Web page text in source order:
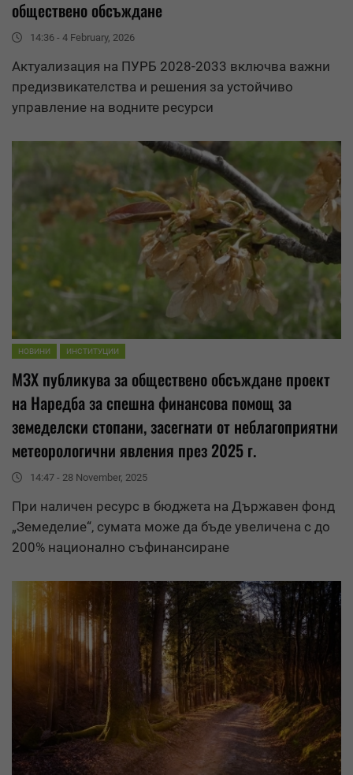
обществено обсъждане
14:36 - 4 February, 2026
Актуализация на ПУРБ 2028-2033 включва важни
предизвикателства и решения за устойчиво
управление на водните ресурси
НОВИНИ ИНСТИТУЦИИ
МЗХ публикува за обществено обсъждане проект
на Наредба за спешна финансова помощ за
земеделски стопани, засегнати от неблагоприятни
метеорологични явления през 2025 г.
14:47 - 28 November, 2025
При наличен ресурс в бюджета на Държавен фонд
„Земеделие“, сумата може да бъде увеличена с до
200% национално съфинансиране